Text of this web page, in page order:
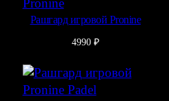
Рашгард игровой Pronine
4990 ₽